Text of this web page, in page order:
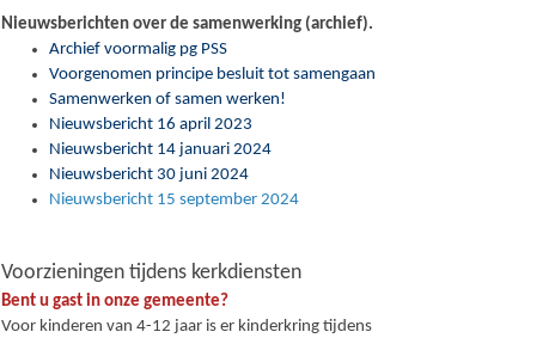
Nieuwsberichten over de samenwerking (archief).
Archief voormalig pg PSS
Voorgenomen principe besluit tot samengaan
Samenwerken of samen werken!
Nieuwsbericht 16 april 2023
Nieuwsbericht 14 januari 2024
Nieuwsbericht 30 juni 2024
Nieuwsbericht 15 september 2024
Voorzieningen tijdens kerkdiensten
Bent u gast in onze gemeente?
Voor kinderen van 4-12 jaar is er kinderkring tijdens